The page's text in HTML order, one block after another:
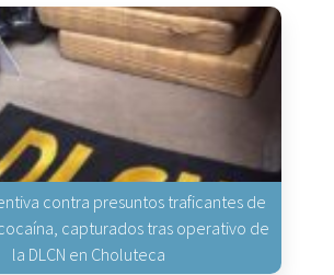
contra presuntos traficantes de
capturados tras operativo de
la DLCN en Choluteca